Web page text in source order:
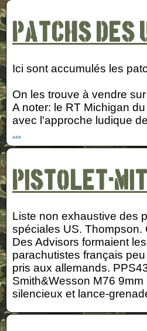
Patchs des
Ici sont accumulés les
On les trouve à vendre
A noter: le RT Michigan du
avec l'approche ludique
...
Pistolet-
Liste non exhaustive des
spéciales US. Thompson.
Des Advisors formaient
parachutistes français
pris aux allemands.
Smith&Wesson M76
silencieux et lance-